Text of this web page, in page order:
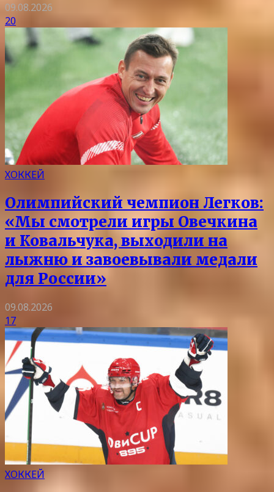
09.08.2026
20
ХОККЕЙ
Олимпийский чемпион Легков:
«Мы смотрели игры Овечкина
и Ковальчука, выходили на
лыжню и завоевывали медали
для России»
09.08.2026
17
ХОККЕЙ